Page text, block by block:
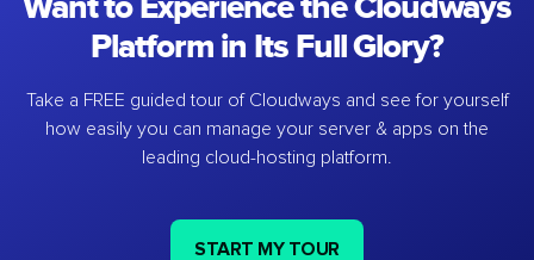
Platform in Its Full Glory?
Take a FREE guided tour of Cloudways and see for yourself
how easily you can manage your server & apps on the
leading cloud-hosting platform.
START MY TOUR